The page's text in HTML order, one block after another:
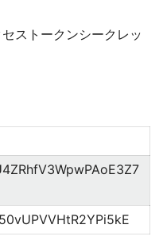
ストークンシークレッ